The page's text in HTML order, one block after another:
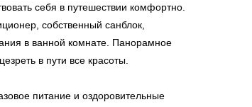
себя в путешествии комфортно.
собственный санблок,
в ванной комнате. Панорамное
в пути все красоты.
питание и оздоровительные